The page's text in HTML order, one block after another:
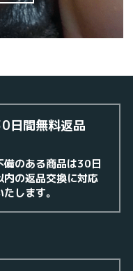
日間無料返品
備のある商品は30日
内の返品交換に対応
たします。